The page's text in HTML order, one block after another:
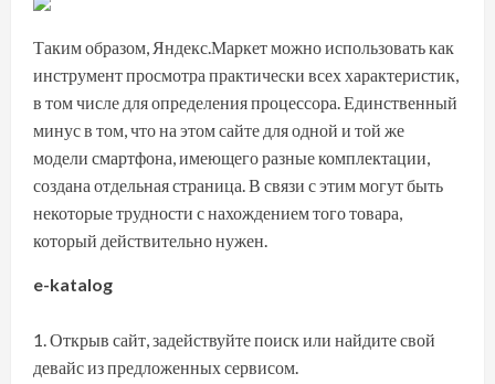
Таким образом, Яндекс.Маркет можно использовать как
инструмент просмотра практически всех характеристик,
в том числе для определения процессора. Единственный
минус в том, что на этом сайте для одной и той же
модели смартфона, имеющего разные комплектации,
создана отдельная страница. В связи с этим могут быть
некоторые трудности с нахождением того товара,
который действительно нужен.
e-katalog
Открыв сайт, задействуйте поиск или найдите свой
девайс из предложенных сервисом.